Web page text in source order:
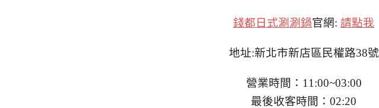
錢都日式涮涮鍋官網: 請點我
地址:新北市新店區民權路38號
營業時間：11:00~03:00
最後收客時間：02:20